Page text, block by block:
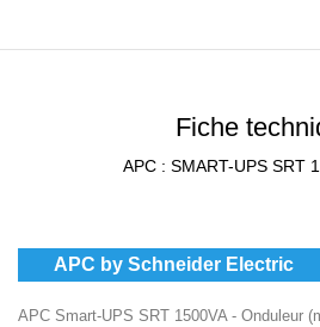
Fiche
APC : SMART-UPS SRT
APC by Schneider Electric
APC Smart-UPS SRT 1500VA - Onduleur